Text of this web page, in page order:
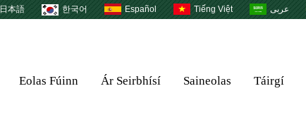
日本語 한국어 Español Tiếng Việt عربى
Eolas Fúinn Ár Seirbhísí Saineolas Táirgí